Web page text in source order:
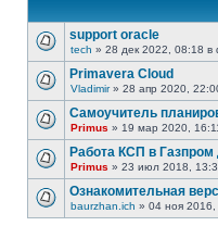
support oracle
tech » 28 дек 2022, 08:18 в
Primavera Cloud
Vladimir» 28 апр 2020,
Самоучитель
Primus » 19 мар 2020,
Работа КСП в
Primus » 23 июл 2018,
Ознакомительная
baurzhan.ich » 04 ноя